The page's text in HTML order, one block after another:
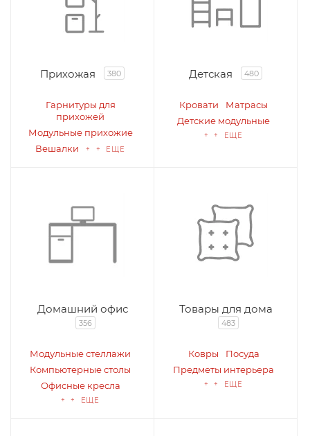
Прихожая 380
Гарнитуры для
прихожей
Модульные прихожие
Вешалки
+ + ЕЩЕ
Детская 480
Кровати
Матрасы
Детские модульные
+ + ЕЩЕ
Домашний офис
356
Модульные стеллажи
Компьютерные столы
Офисные кресла
+ + ЕЩЕ
Товары для дома
483
Ковры
Посуда
Предметы интерьера
+ + ЕЩЕ